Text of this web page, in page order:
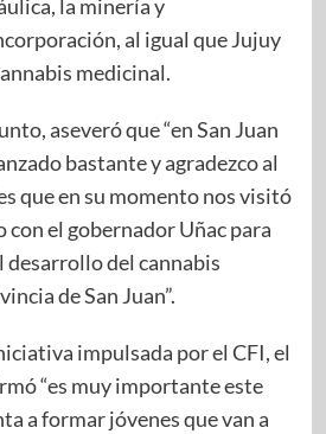
la minería y
al igual que Jujuy
medicinal.
aseveró que “en San Juan
bastante y agradezco al
que en su momento nos visitó
con el gobernador Uñac para
desarrollo del cannabis
de San Juan”.
impulsada por el CFI, el
“es muy importante este
a formar jóvenes que van a